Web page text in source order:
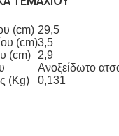
(cm) 29,5
(cm)3,5
(cm)
2,9
Ανοξείδωτο
(Kg)
0,131